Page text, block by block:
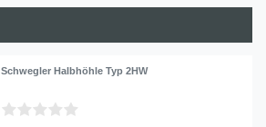
Schwegler Halbhöhle Typ 2HW